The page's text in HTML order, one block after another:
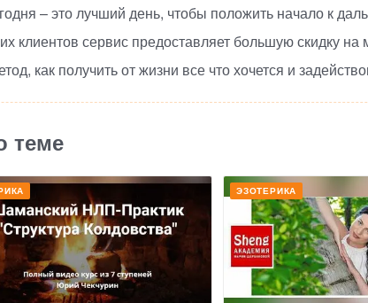
– это лучший день, чтобы положить начало к
клиентов сервис предоставляет большую скидку на
как получить от жизни все что хочется и
теме
ЭЗОТЕРИКА